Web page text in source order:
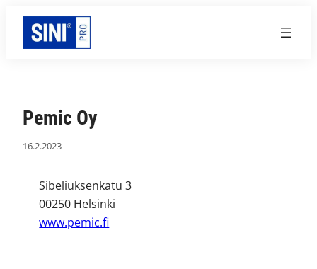
Siirry
sisältöön
Pemic Oy
16.2.2023
Sibeliuksenkatu 3
00250 Helsinki
www.pemic.fi